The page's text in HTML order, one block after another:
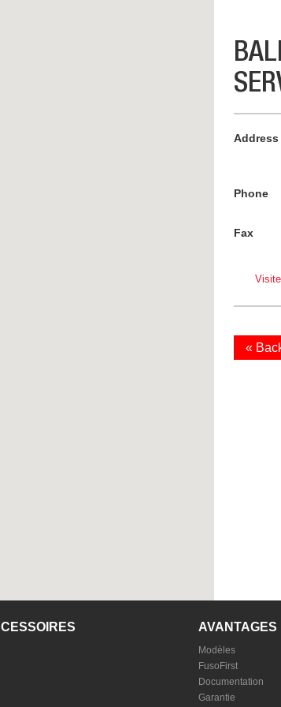
Address
Phone
Fax
«
AVANTAGES
Modèles
FusoFirst
Documentation
Garantie